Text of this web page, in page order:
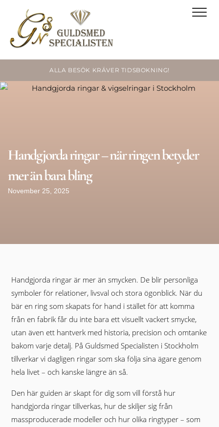
ALLA BESÖK KRÄVER TIDSBOKNING!
Handgjorda ringar – när ringen betyder
mer än bara bling
November 25, 2025
Handgjorda ringar är mer än smycken. De blir personliga
symboler för relationer, livsval och stora ögonblick. När du
bär en ring som skapats för hand i stället för att komma
från en fabrik får du inte bara ett visuellt vackert smycke,
utan även ett hantverk med historia, precision och omtanke
bakom varje detalj. På Guldsmed Specialisten i Stockholm
tillverkar vi dagligen ringar som ska följa sina ägare genom
hela livet – och kanske längre än så.
Den här guiden är skapt för dig som vill förstå hur
handgjorda ringar tillverkas, hur de skiljer sig från
massproducerade modeller och hur olika ringtyper – som